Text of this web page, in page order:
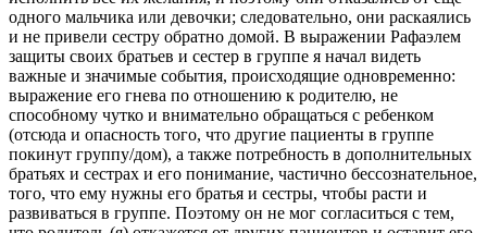
одного мальчика или девочки; следовательно, они раскаялись
и не привели сестру обратно домой. В выражении Рафаэлем
защиты своих братьев и сестер в группе я начал видеть
важные и значимые события, происходящие одновременно:
выражение его гнева по отношению к родителю, не
способному чутко и внимательно обращаться с ребенком
(отсюда и опасность того, что другие пациенты в группе
покинут группу/дом), а также потребность в дополнительных
братьях и сестрах и его понимание, частично бессознательное,
того, что ему нужны его братья и сестры, чтобы расти и
развиваться в группе. Поэтому он не мог согласиться с тем,